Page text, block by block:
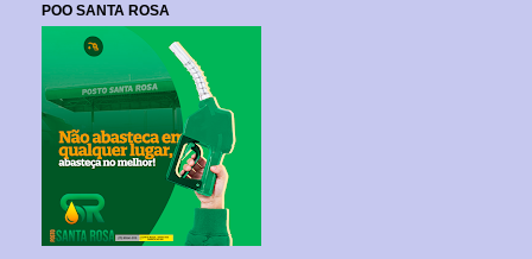
POO SANTA ROSA